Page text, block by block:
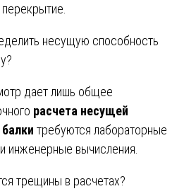
несущую способность
дает лишь общее
расчета несущей
требуются лабораторные
инженерные вычисления.
трещины в расчетах?